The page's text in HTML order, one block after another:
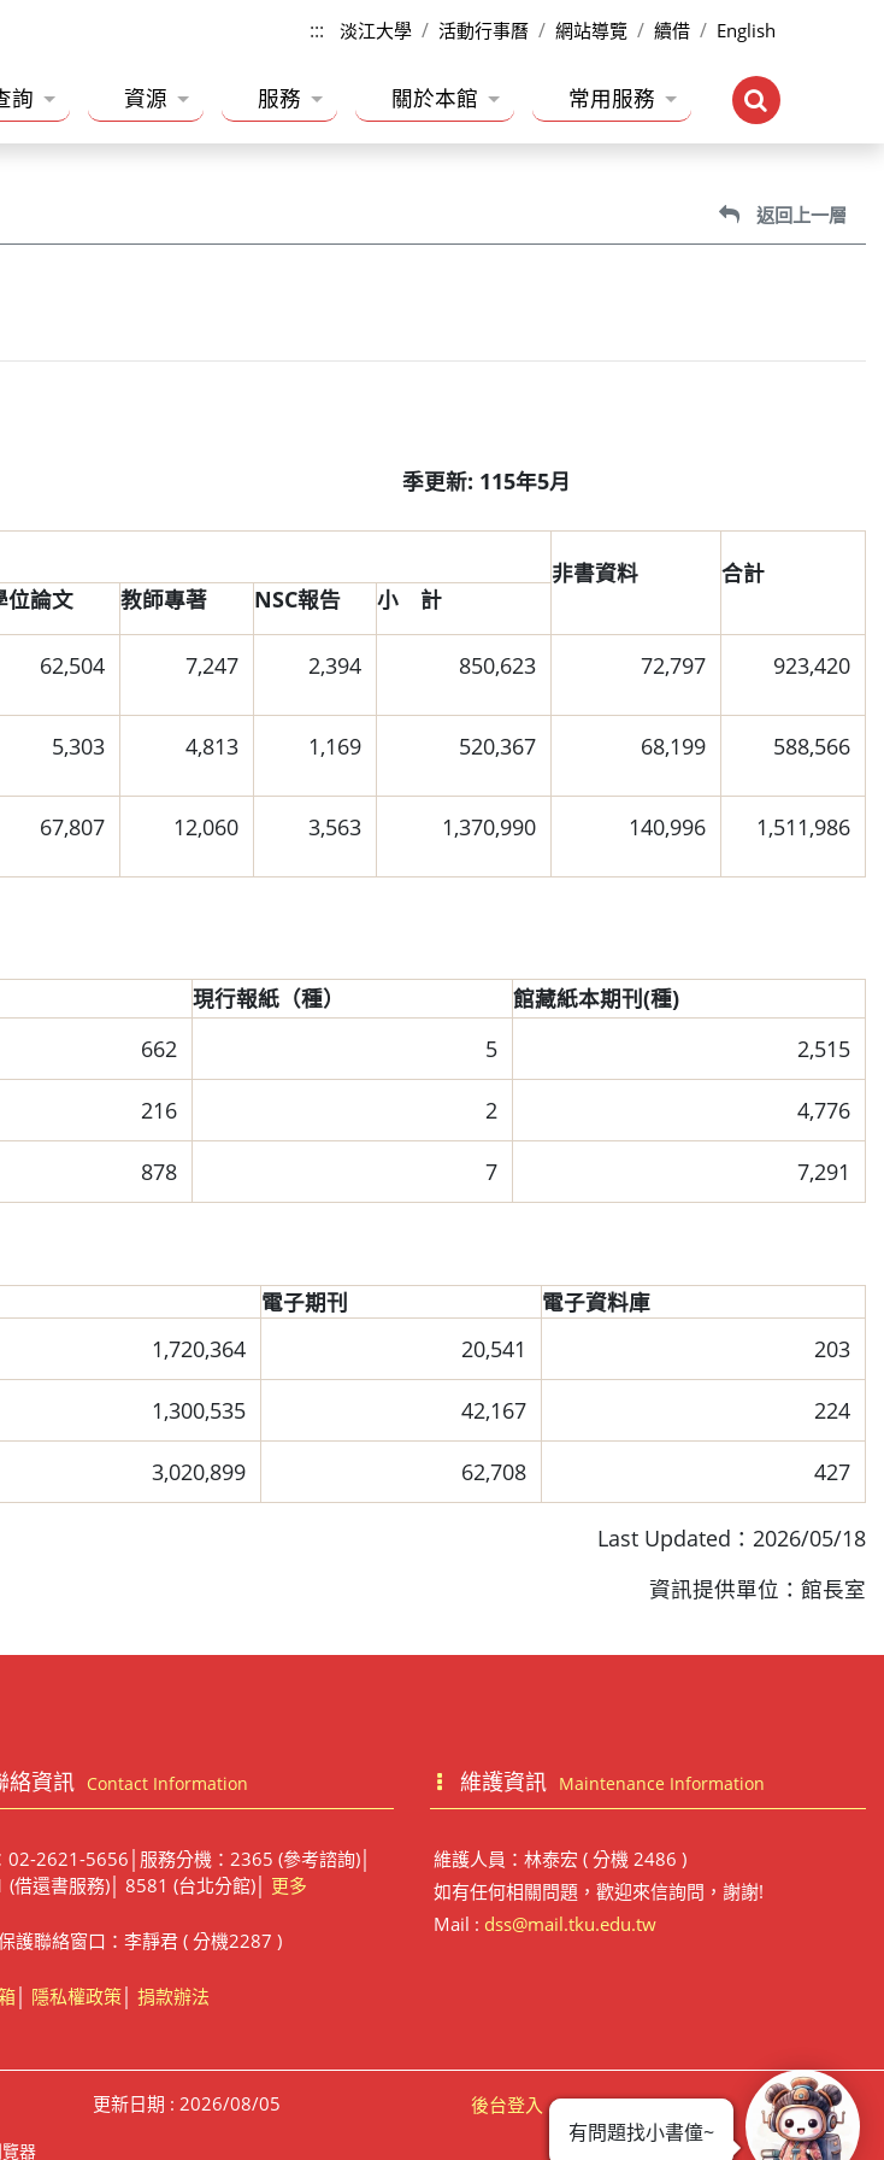
::: 淡江大學 活動行事曆 網站導覽 續借 English
詢 資源 服務 關於本館 常用服務
返回上一層
季更新: 115年5月
非書資料
合計
位論文 教師專著 NSC報告 小 計
62,504 7,247 2,394 850,623 72,797 923,420
5,303 4,813 1,169 520,367 68,199 588,566
67,807 12,060 3,563 1,370,990 140,996 1,511,986
現行報紙（種）
館藏紙本期刊(種)
662 5 2,515
216 2 4,776
878 7 7,291
電子期刊
電子資料庫
1,720,364 20,541 203
1,300,535 42,167 224
3,020,899 62,708 427
Last Updated：2026/05/18
資訊提供單位：館長室
絡資訊 Contact Information
02-2621-5656│服務分機：2365 (參考諮詢)│
(借還書服務)│ 8581 (台北分館)│ 更多
護聯絡窗口：李靜君 ( 分機2287 )
│ 隱私權政策│ 捐款辦法
維護資訊 Maintenance Information
維護人員：林泰宏 ( 分機 2486 )
如有任何相關問題，歡迎來信詢問，謝謝!
Mail : dss@mail.tku.edu.tw
更新日期 : 2026/08/05 後台登入
器
有問題找小書僮~